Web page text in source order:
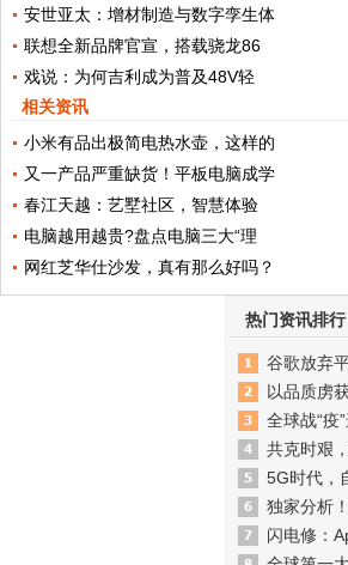
安世亚太：增材制造与数字孪生体
联想全新品牌官宣，搭载骁龙86
戏说：为何吉利成为普及48V轻
相关资讯
小米有品出极简电热水壶，这样的
又一产品严重缺货！平板电脑成学
春江天越：艺墅社区，智慧体验
电脑越用越贵?盘点电脑三大“理
网红芝华仕沙发，真有那么好吗？
热门资讯排行
谷歌放弃
以品质虏
全球战“疫
共克时艰
5G时代，
独家分析
闪电修：